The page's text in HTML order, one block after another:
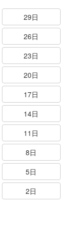
29日
26日
23日
20日
17日
14日
11日
8日
5日
2日